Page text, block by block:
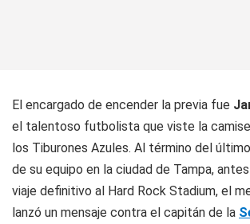
El encargado de encender la previa fue
el talentoso futbolista que viste la
los Tiburones Azules. Al término del
de su equipo en la ciudad de Tampa,
viaje definitivo al Hard Rock Stadium, el
lanzó un mensaje contra el capitán de la